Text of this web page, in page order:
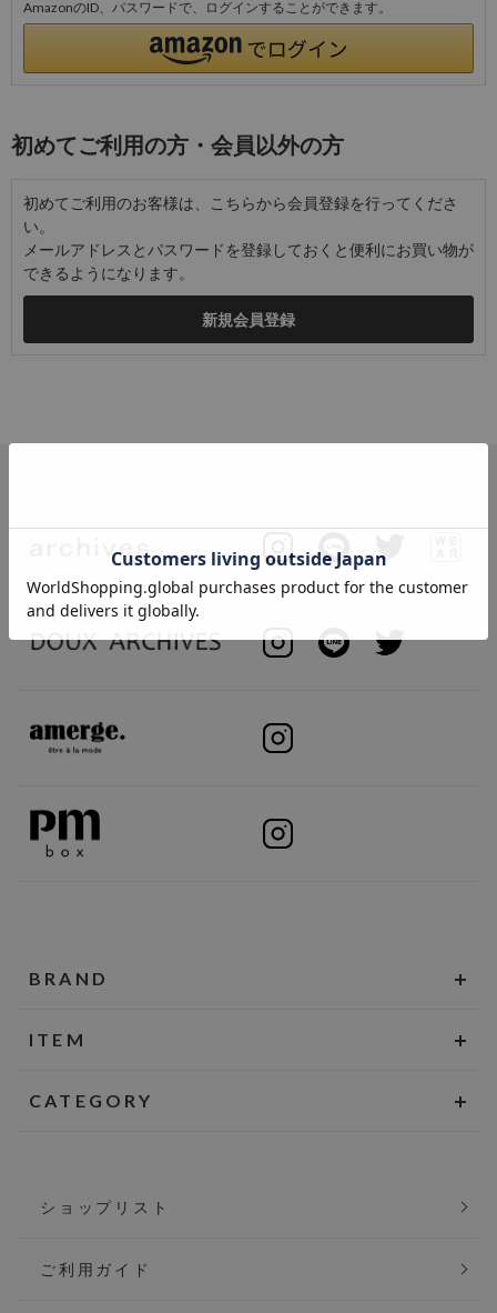
AmazonのID、パスワードで、ログインすることができます。
初めてご利用の方・会員以外の方
初めてご利用のお客様は、こちらから会員登録を行ってくださ
い。
メールアドレスとパスワードを登録しておくと便利にお買い物が
できるようになります。
BRAND
ITEM
CATEGORY
ショップリスト
ご利用ガイド